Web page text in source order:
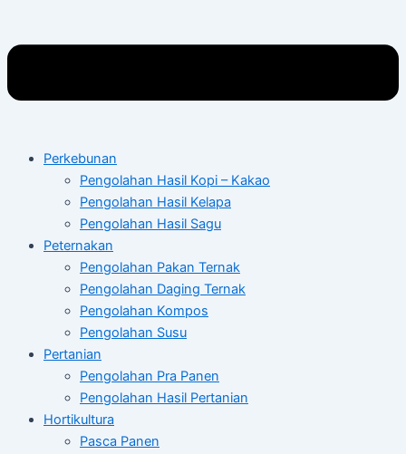
Perkebunan
Pengolahan Hasil Kopi – Kakao
Pengolahan Hasil Kelapa
Pengolahan Hasil Sagu
Peternakan
Pengolahan Pakan Ternak
Pengolahan Daging Ternak
Pengolahan Kompos
Pengolahan Susu
Pertanian
Pengolahan Pra Panen
Pengolahan Hasil Pertanian
Hortikultura
Pasca Panen